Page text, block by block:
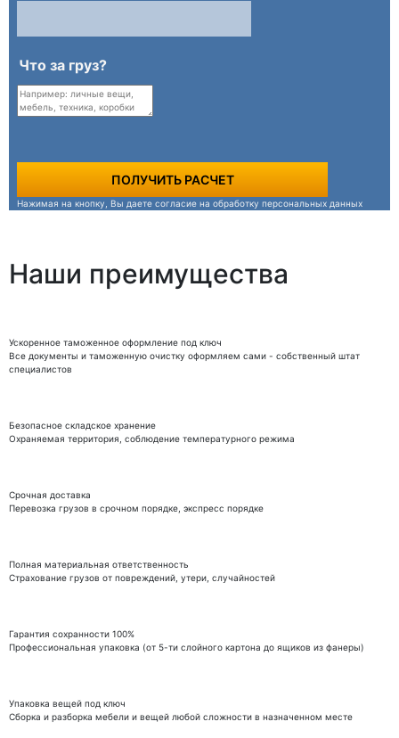
Что за груз?
ПОЛУЧИТЬ РАСЧЕТ
Нажимая на кнопку, Вы даете согласие на обработку персональных данных
Наши преимущества
Ускоренное таможенное оформление под ключ
Все документы и таможенную очистку оформляем сами - собственный штат
специалистов
Безопасное складское хранение
Охраняемая территория, соблюдение температурного режима
Срочная доставка
Перевозка грузов в срочном порядке, экспресс порядке
Полная материальная ответственность
Страхование грузов от повреждений, утери, случайностей
Гарантия сохранности 100%
Профессиональная упаковка (от 5-ти слойного картона до ящиков из фанеры)
Упаковка вещей под ключ
Сборка и разборка мебели и вещей любой сложности в назначенном месте